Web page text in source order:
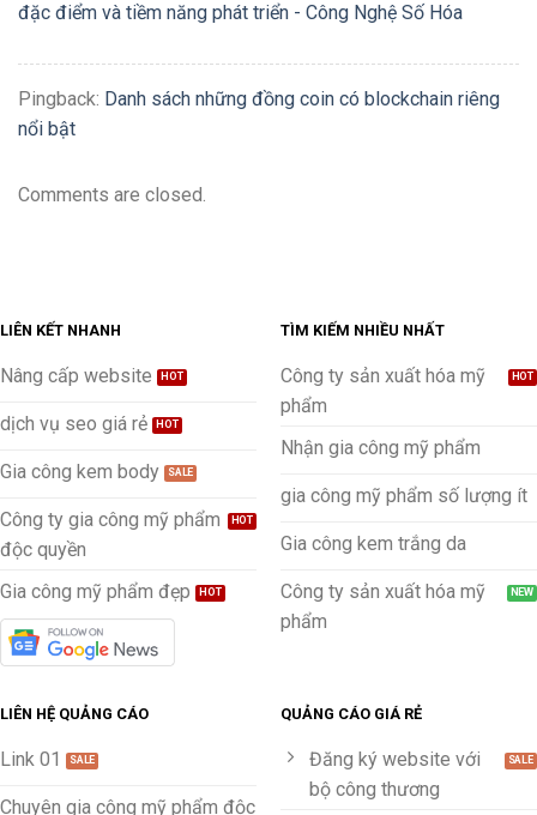
đặc điểm và tiềm năng phát triển - Công Nghệ Số Hóa
Pingback: Danh sách những đồng coin có blockchain riêng
nổi bật
Comments are closed.
LIÊN KẾT NHANH
Nâng cấp website
dịch vụ seo giá rẻ
Gia công kem body
Công ty gia công mỹ phẩm
độc quyền
Gia công mỹ phẩm đẹp
TÌM KIẾM NHIỀU NHẤT
Công ty sản xuất hóa mỹ
phẩm
Nhận gia công mỹ phẩm
gia công mỹ phẩm số lượng ít
Gia công kem trắng da
Công ty sản xuất hóa mỹ
phẩm
LIÊN HỆ QUẢNG CÁO
Link 01
Chuyên gia công mỹ phẩm độc
QUẢNG CÁO GIÁ RẺ
Đăng ký website với
bộ công thương